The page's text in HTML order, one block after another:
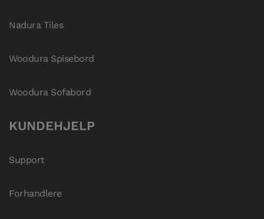
Nadura Tiles
Woodura Spisebord
Woodura Sofabord
KUNDEHJELP
Support
Forhandlere